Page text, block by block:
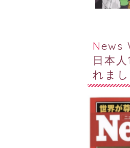
News Week 世界が尊敬する
日本
れま